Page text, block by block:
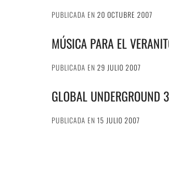
PUBLICADA EN 20 OCTUBRE 2007
MÚSICA PARA EL
PUBLICADA EN 29 JULIO 2007
GLOBAL
PUBLICADA EN 15 JULIO 2007